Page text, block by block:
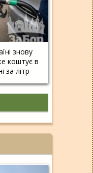
знову
коштує в
за літр